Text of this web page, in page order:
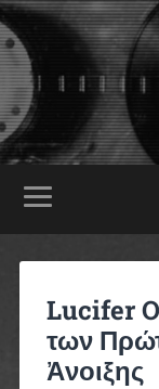
Lucifer
των
Ἀνοιξης